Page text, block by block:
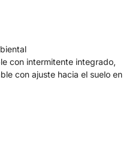
con intermitente integrado,
con ajuste hacia el suelo en